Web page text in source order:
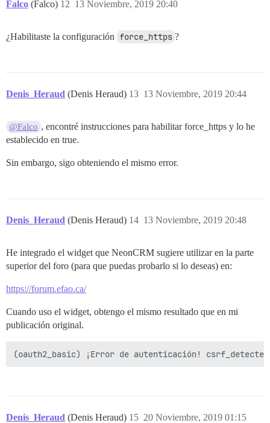
Falco (Falco) 13 Noviembre, 2019 20:40
12
¿Habilitaste la configuración force_https ?
Denis_Heraud (Denis Heraud) 13 Noviembre, 2019 20:44
13
@Falco , encontré instrucciones para habilitar force_https y lo he
establecido en true.
Sin embargo, sigo obteniendo el mismo error.
Denis_Heraud (Denis Heraud) 13 Noviembre, 2019 20:48
14
He integrado el widget que NeonCRM sugiere utilizar en la parte
superior del foro (para que puedas probarlo si lo deseas) en:
https://forum.efao.ca/
Cuando uso el widget, obtengo el mismo resultado que en mi
publicación original.
Denis_Heraud (Denis Heraud) 20 Noviembre, 2019 01:15
15